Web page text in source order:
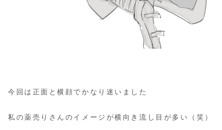
今回は正面と横顔でかなり迷いました
私の薬売りさんのイメージが横向き流し目が多い（笑）